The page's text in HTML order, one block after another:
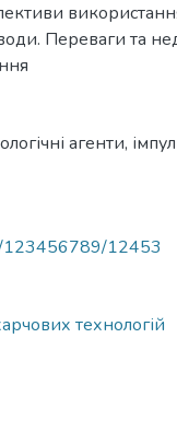
Переваги та
агенти,
123456789/12453
технологій